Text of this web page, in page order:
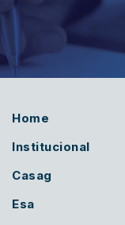
Home
Institucional
Casag
Esa